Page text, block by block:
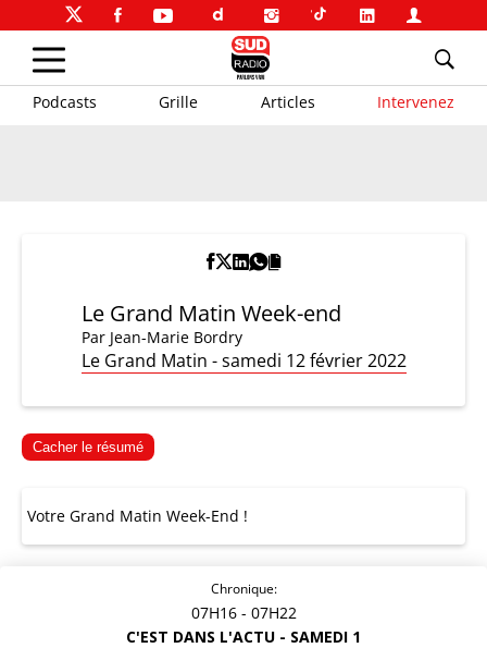
Podcasts Grille Articles Intervenez
Le Grand Matin Week-end
Par Jean-Marie Bordry
Le Grand Matin - samedi 12 février 2022
Cacher le résumé
Votre Grand Matin Week-End !
Chronique:
07H16 - 07H22
C'EST DANS L'ACTU - SAMEDI 1